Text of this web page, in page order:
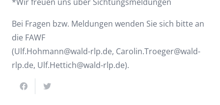
Bei Fragen bzw. Meldungen wenden Sie sich bitte an
die FAWF
(Ulf.Hohmann@wald-rlp.de, Carolin.Troeger@wald-
rlp.de, Ulf.Hettich@wald-rlp.de).